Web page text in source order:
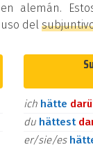
alemán.
del
ich hätte
du hättest
er/sie/es